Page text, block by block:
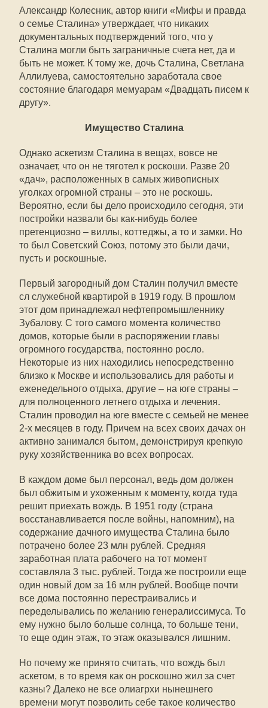
Александр Колесник, автор книги «Мифы и правда
о семье Сталина» утверждает, что никаких
документальных подтверждений того, что у
Сталина могли быть заграничные счета нет, да и
быть не может. К тому же, дочь Сталина, Светлана
Аллилуева, самостоятельно заработала свое
состояние благодаря мемуарам «Двадцать писем к
другу».
Имущество Сталина
Однако аскетизм Сталина в вещах, вовсе не
означает, что он не тяготел к роскоши. Разве 20
«дач», расположенных в самых живописных
уголках огромной страны – это не роскошь.
Вероятно, если бы дело происходило сегодня, эти
постройки назвали бы как-нибудь более
претенциозно – виллы, коттеджы, а то и замки. Но
то был Советский Союз, потому это были дачи,
пусть и роскошные.
Первый загородный дом Сталин получил вместе
сл служебной квартирой в 1919 году. В прошлом
этот дом принадлежал нефтепромышленнику
Зубалову. С того самого момента количество
домов, которые были в распоряжении главы
огромного государства, постоянно росло.
Некоторые из них находились непосредственно
близко к Москве и использовались для работы и
еженедельного отдыха, другие – на юге страны –
для полноценного летнего отдыха и лечения.
Сталин проводил на юге вместе с семьей не менее
2-х месяцев в году. Причем на всех своих дачах он
активно занимался бытом, демонстрируя крепкую
руку хозяйственника во всех вопросах.
В каждом доме был персонал, ведь дом должен
был обжитым и ухоженным к моменту, когда туда
решит приехать вождь. В 1951 году (страна
восстанавливается после войны, напомним), на
содержание дачного имущества Сталина было
потрачено более 23 млн рублей. Средняя
заработная плата рабочего на тот момент
составляла 3 тыс. рублей. Тогда же построили еще
один новый дом за 16 млн рублей. Вообще почти
все дома постоянно перестраивались и
переделывались по желанию генералиссимуса. То
ему нужно было больше солнца, то больше тени,
то еще один этаж, то этаж оказывался лишним.
Но почему же принято считать, что вождь был
аскетом, в то время как он роскошно жил за счет
казны? Далеко не все олиагрхи нынешнего
времени могут позволить себе такое количество